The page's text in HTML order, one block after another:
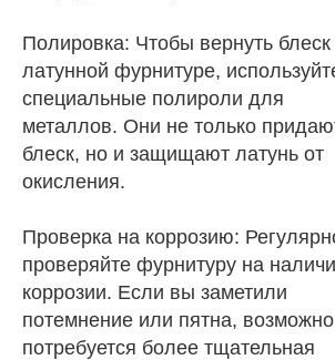
Полировка: Чтобы вернуть блеск
латунной фурнитуре,
специальные полироли для
металлов. Они не только
блеск, но и защищают латунь от
окисления.
Проверка на коррозию:
проверяйте фурнитуру на
коррозии. Если вы заметили
потемнение или пятна,
потребуется более тщательная